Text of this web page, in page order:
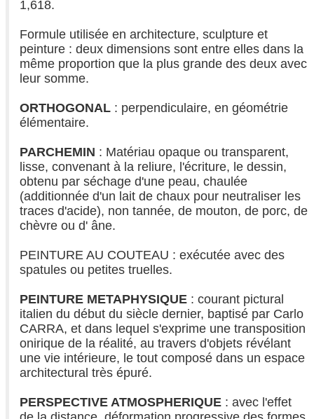
1,618.
Formule utilisée en architecture, sculpture et
peinture : deux dimensions sont entre elles dans la
même proportion que la plus grande des deux avec
leur somme.
ORTHOGONAL : perpendiculaire, en géométrie
élémentaire.
PARCHEMIN : Matériau opaque ou transparent,
lisse, convenant à la reliure, l'écriture, le dessin,
obtenu par séchage d'une peau, chaulée
(additionnée d'un lait de chaux pour neutraliser les
traces d'acide), non tannée, de mouton, de porc, de
chèvre ou d' âne.
PEINTURE AU COUTEAU : exécutée avec des
spatules ou petites truelles.
PEINTURE METAPHYSIQUE : courant pictural
italien du début du siècle dernier, baptisé par Carlo
CARRA, et dans lequel s'exprime une transposition
onirique de la réalité, au travers d'objets révélant
une vie intérieure, le tout composé dans un espace
architectural très épuré.
PERSPECTIVE ATMOSPHERIQUE : avec l'effet